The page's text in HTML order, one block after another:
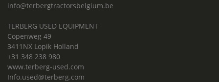
info@terbergtractorsbelgium.be
TERBERG USED EQUIPMENT
Copenweg 49
3411NX Lopik Holland
+31 348 238 980
www.terberg-used.com
Info.used@terberg.com